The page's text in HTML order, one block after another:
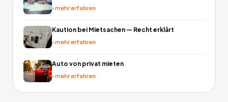
›mehr erfahren
Kaution bei Mietsachen — Recht erklärt
›mehr erfahren
Auto von privat mieten
›mehr erfahren